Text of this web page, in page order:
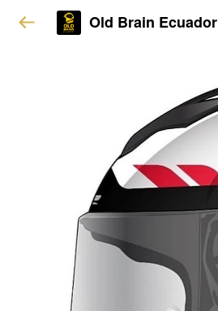
Old Brain Ecuador